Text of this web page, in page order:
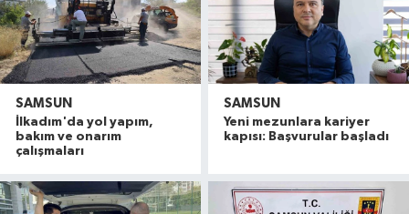
SAMSUN
İlkadım'da yol yapım,
bakım ve onarım
çalışmaları
SAMSUN
Yeni mezunlara kariyer
kapısı: Başvurular başladı